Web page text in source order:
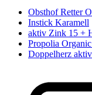
Obsthof Retter
Instick Karamell
aktiv Zink 15 +
Propolia
Doppelherz